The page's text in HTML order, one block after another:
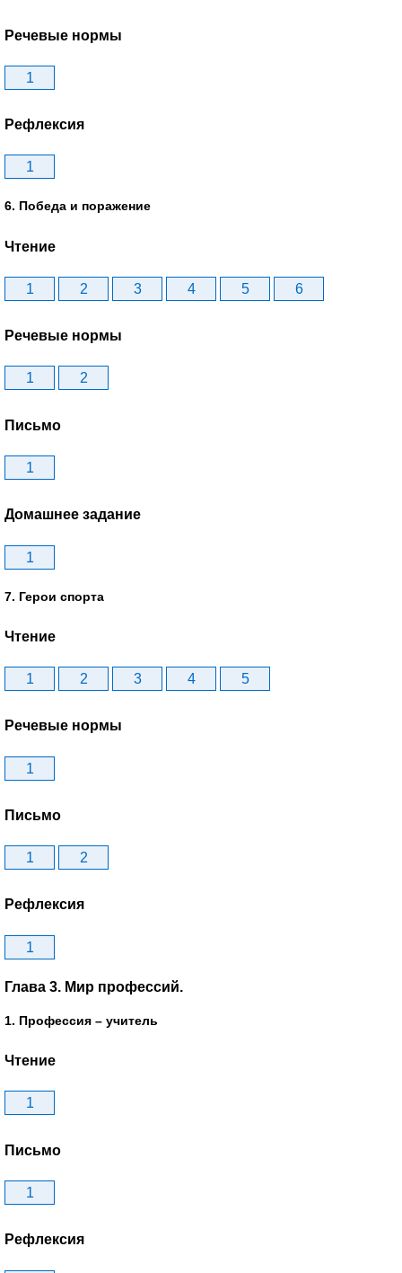
Речевые нормы
1
Рефлексия
1
6. Победа и поражение
Чтение
1 2 3 4 5 6
Речевые нормы
1 2
Письмо
1
Домашнее задание
1
7. Герои спорта
Чтение
1 2 3 4 5
Речевые нормы
1
Письмо
1 2
Рефлексия
1
Глава 3. Мир профессий.
1. Профессия – учитель
Чтение
1
Письмо
1
Рефлексия